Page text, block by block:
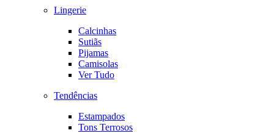
Lingerie
Calcinhas
Sutiãs
Pijamas
Camisolas
Ver Tudo
Tendências
Estampados
Tons Terrosos